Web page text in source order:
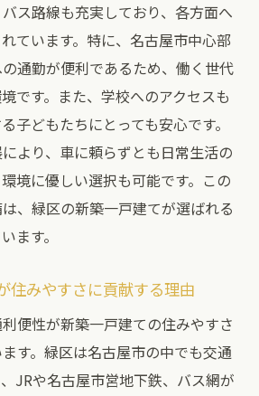
ス路線も充実しており、各方面へ
ています。特に、名古屋市中心部
通勤が便利であるため、働く世代
です。また、学校へのアクセスも
子どもたちにとっても安心です。
より、車に頼らずとも日常生活の
境に優しい選択も可能です。この
、緑区の新築一戸建てが選ばれる
ます。
住みやすさに貢献する理由
便性が新築一戸建ての住みやすさ
す。緑区は名古屋市の中でも交通
JRや名古屋市営地下鉄、バス網が